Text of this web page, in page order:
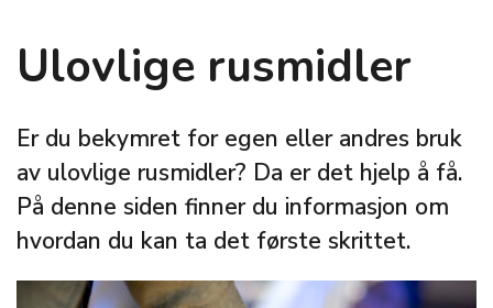
Ulovlige rusmidler
Er du bekymret for egen eller andres bruk
av ulovlige rusmidler? Da er det hjelp å få.
På denne siden finner du informasjon om
hvordan du kan ta det første skrittet.